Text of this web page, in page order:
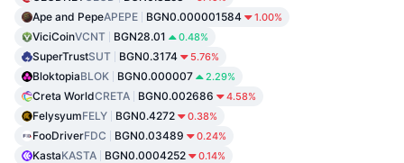
Ape and PepeAPEPE BGN0.000001584 1.00%
ViciCoinVCNT BGN28.01 0.48%
SuperTrustSUT BGN0.3174 5.76%
BloktopiaBLOK BGN0.000007 2.29%
Creta WorldCRETA BGN0.002686 4.58%
FelysyumFELY BGN0.4272 0.38%
FooDriverFDC BGN0.03489 0.24%
KastaKASTA BGN0.0004252 0.14%